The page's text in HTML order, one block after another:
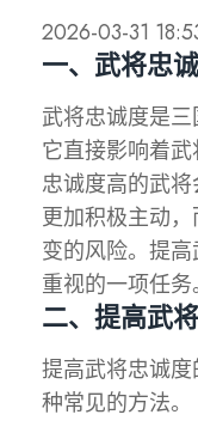
2026-03-31
一、武将忠
武将忠诚度是三
它直接影响着
忠诚度高的武
更加积极主动
变的风险。提
重视的一项任务
二、提高武
提高武将忠诚
种常见的方法。